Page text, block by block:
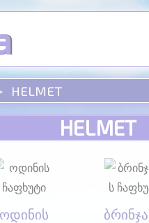
HELMET
HELMET
ოდინის